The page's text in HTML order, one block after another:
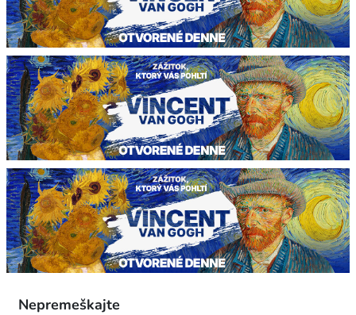
Nepremeškajte